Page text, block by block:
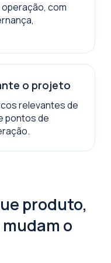
com
o projeto
relevantes de
pontos de
produto,
o